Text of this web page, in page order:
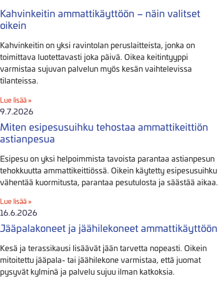
Kahvinkeitin ammattikäyttöön – näin valitset
oikein
Kahvinkeitin on yksi ravintolan peruslaitteista, jonka on
toimittava luotettavasti joka päivä. Oikea keitintyyppi
varmistaa sujuvan palvelun myös kesän vaihtelevissa
tilanteissa.
Lue lisää »
9.7.2026
Miten esipesusuihku tehostaa ammattikeittiön
astianpesua
Esipesu on yksi helpoimmista tavoista parantaa astianpesun
tehokkuutta ammattikeittiössä. Oikein käytetty esipesusuihku
vähentää kuormitusta, parantaa pesutulosta ja säästää aikaa.
Lue lisää »
16.6.2026
Jääpalakoneet ja jäähilekoneet ammattikäyttöön
Kesä ja terassikausi lisäävät jään tarvetta nopeasti. Oikein
mitoitettu jääpala- tai jäähilekone varmistaa, että juomat
pysyvät kylminä ja palvelu sujuu ilman katkoksia.